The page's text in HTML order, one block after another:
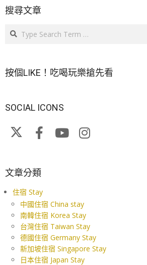
搜尋文章
Search
按個LIKE！吃喝玩樂搶先看
SOCIAL ICONS
文章分類
住宿 Stay
中國住宿 China stay
南韓住宿 Korea Stay
台灣住宿 Taiwan Stay
德國住宿 Germany Stay
新加坡住宿 Singapore Stay
日本住宿 Japan Stay